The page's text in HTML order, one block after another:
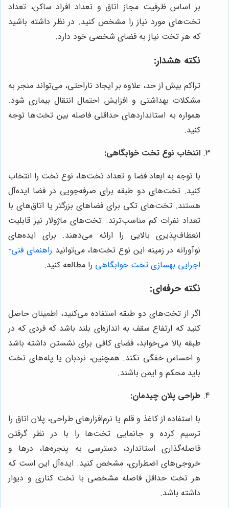
بر اساس ظرفیت مجاز اتاق و تعداد افراد ساکن، تعداد
تخت‌های مورد نیاز را مشخص کنید. در نظر داشته باشید
که هر تخت نیاز به فضای شخصی خود دارد.
نکته هشدار:
تراکم بیش از حد، علاوه بر ایجاد ناراحتی، می‌تواند منجر به
مشکلات بهداشتی و افزایش احتمال انتقال بیماری شود.
همواره به استانداردهای حداقلی فاصله بین تخت‌ها توجه
کنید.
انتخاب نوع تخت خوابگاهی:
با توجه به ابعاد فضا و تعداد تخت‌ها، نوع تخت را انتخاب
کنید. تخت‌های دو طبقه برای صرفه‌جویی در فضا ایده‌آل
هستند. تخت‌های تکی برای فضاهای بزرگتر یا اتاق‌های با
تعداد نفرات کم مناسب‌ترند. تخت‌های ماژولار نیز قابلیت
انعطاف‌پذیری بالایی را ارائه می‌دهند. برای ایده‌های
نوآورانه در زمینه این نوع تخت‌ها، می‌توانید راهنمای فنی-
اجرایی بهسازی تخت خوابگاهی را مطالعه کنید.
نکته حرفه‌ای:
اگر از تخت‌های دو طبقه استفاده می‌کنید، اطمینان حاصل
کنید که ارتفاع سقف به اندازه‌ای بلند باشد که فردی که در
طبقه بالا می‌خوابد، فضای کافی برای نشستن داشته باشد
و احساس خفگی نکند. همچنین، نردبان یا پله‌های تخت
باید محکم و ایمن باشند.
طراحی پلان چیدمان:
با استفاده از کاغذ و قلم یا نرم‌افزارهای طراحی، پلان اتاق را
ترسیم کرده و جانمایی تخت‌ها را با در نظر گرفتن
فاصله‌گذاری استاندارد، دسترسی به پنجره‌ها، درها و
خروجی‌های اضطراری، مشخص کنید. ایده‌آل این است که
هر تخت حداقل فاصله مشخصی با تخت کناری و دیوار
داشته باشد.